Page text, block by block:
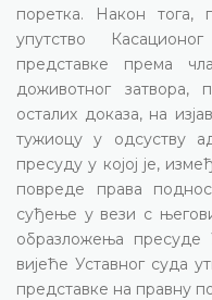
поретка. Након тога,
упутство
представке према
доживотног затвора,
осталих доказа, на
тужиоцу у одсуству
пресуду у којој је,
повреде права
суђење у вези с
образложења пресуде
вијеће Уставног суда
представке на правну